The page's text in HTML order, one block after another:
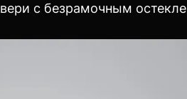
с безрамочным